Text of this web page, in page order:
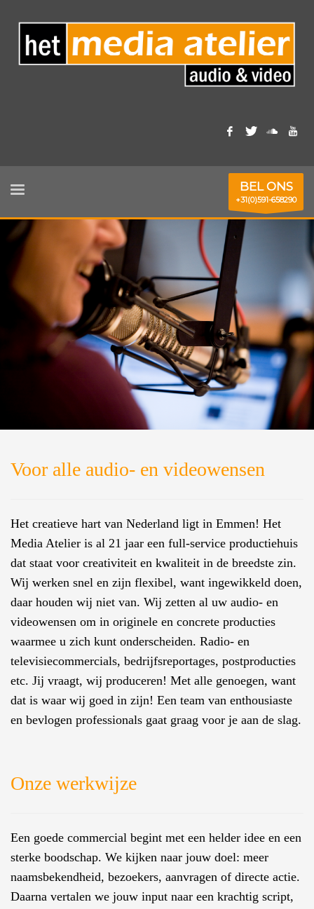
BEL ONS
+31(0)591-658290
Voor alle audio- en videowensen
Het creatieve hart van Nederland ligt in Emmen! Het
Media Atelier is al 21 jaar een full-service productiehuis
dat staat voor creativiteit en kwaliteit in de breedste zin.
Wij werken snel en zijn flexibel, want ingewikkeld doen,
daar houden wij niet van. Wij zetten al uw audio- en
videowensen om in originele en concrete producties
waarmee u zich kunt onderscheiden. Radio- en
televisiecommercials, bedrijfsreportages, postproducties
etc. Jij vraagt, wij produceren! Met alle genoegen, want
dat is waar wij goed in zijn! Een team van enthousiaste
en bevlogen professionals gaat graag voor je aan de slag.
Onze werkwijze
Een goede commercial begint met een helder idee en een
sterke boodschap. We kijken naar jouw doel: meer
naamsbekendheid, bezoekers, aanvragen of directe actie.
Daarna vertalen we jouw input naar een krachtig script,